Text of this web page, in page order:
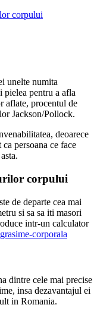
corpului
unelte numita
pielea pentru a afla
aflate, procentul de
Jackson/Pollock.
deoarece
persoana ce face
corpului
de departe cea mai
si sa sa iti masori
intr-un calculator
corporala
dintre cele mai precise
insa dezavantajul ei
in Romania.